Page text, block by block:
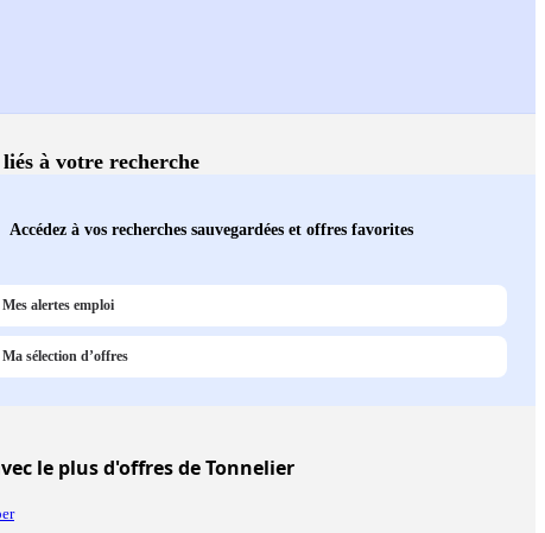
liés à votre recherche
Accédez à vos recherches sauvegardées et offres favorites
Mes alertes emploi
Ma sélection d’offres
le plus d'offres de Tonnelier